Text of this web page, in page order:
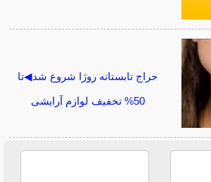
حراج تابستانه روژا شروع شد◀تا
50% تخفیف لوازم آرایشی